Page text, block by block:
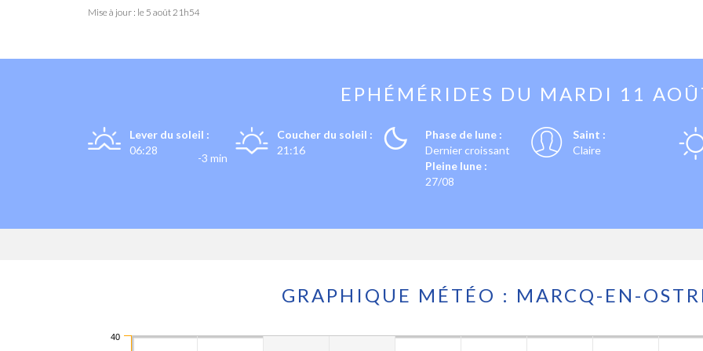
Mise à jour : le 5 août 21h54
EPHÉMÉRIDES DU MARDI 11
Lever du soleil :
06:28
-3 min
Coucher du soleil :
21:16
Phase de lune :
Dernier croissant
Pleine lune :
27/08
Saint :
Claire
GRAPHIQUE MÉTÉO : MARCQ-EN-
40